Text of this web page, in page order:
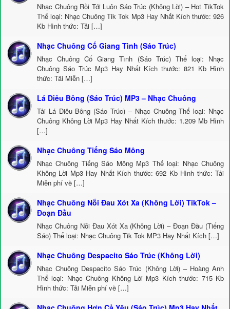
Nhạc Chuông Rồi Tới Luôn Sáo Trúc (Không Lời) – Hot TikTok
Thể loại: Nhạc Chuông Tik Tok Mp3 Hay Nhất Kích thước: 926
Kb Hình thức: Tải […]
Nhạc Chuông Cố Giang Tình (Sáo Trúc)
Nhạc Chuông Cố Giang Tình (Sáo Trúc) Thể loại: Nhạc
Chuông Sáo Trúc Mp3 Hay Nhất Kích thước: 821 Kb Hình
thức: Tải Miễn […]
Lá Diêu Bông (Sáo Trúc) MP3 – Nhạc Chuông
Tải Lá Diêu Bông (Sáo Trúc) – Nhạc Chuông Thể loại: Nhạc
Chuông Không Lời Mp3 Hay Nhất Kích thước: 1.209 Mb Hình
[…]
Nhạc Chuông Tiếng Sáo Mông
Nhạc Chuông Tiếng Sáo Mông Mp3 Thể loại: Nhạc Chuông
Không Lời Mp3 Hay Nhất Kích thước: 692 Kb Hình thức: Tải
Miễn phí về […]
Nhạc Chuông Nỗi Đau Xót Xa (Không Lời) TikTok –
Đoạn Đầu
Nhạc Chuông Nỗi Đau Xót Xa (Không Lời) – Đoạn Đầu (Tiếng
Sáo) Thể loại: Nhạc Chuông Tik Tok MP3 Hay Nhất Kích […]
Nhạc Chuông Despacito Sáo Trúc (Không Lời)
Nhạc Chuông Despacito Sáo Trúc (Không Lời) – Hoàng Anh
Thể loại: Nhạc Chuông Không Lời Mp3 Kích thước: 715 Kb
Hình thức: Tải Miễn phí về […]